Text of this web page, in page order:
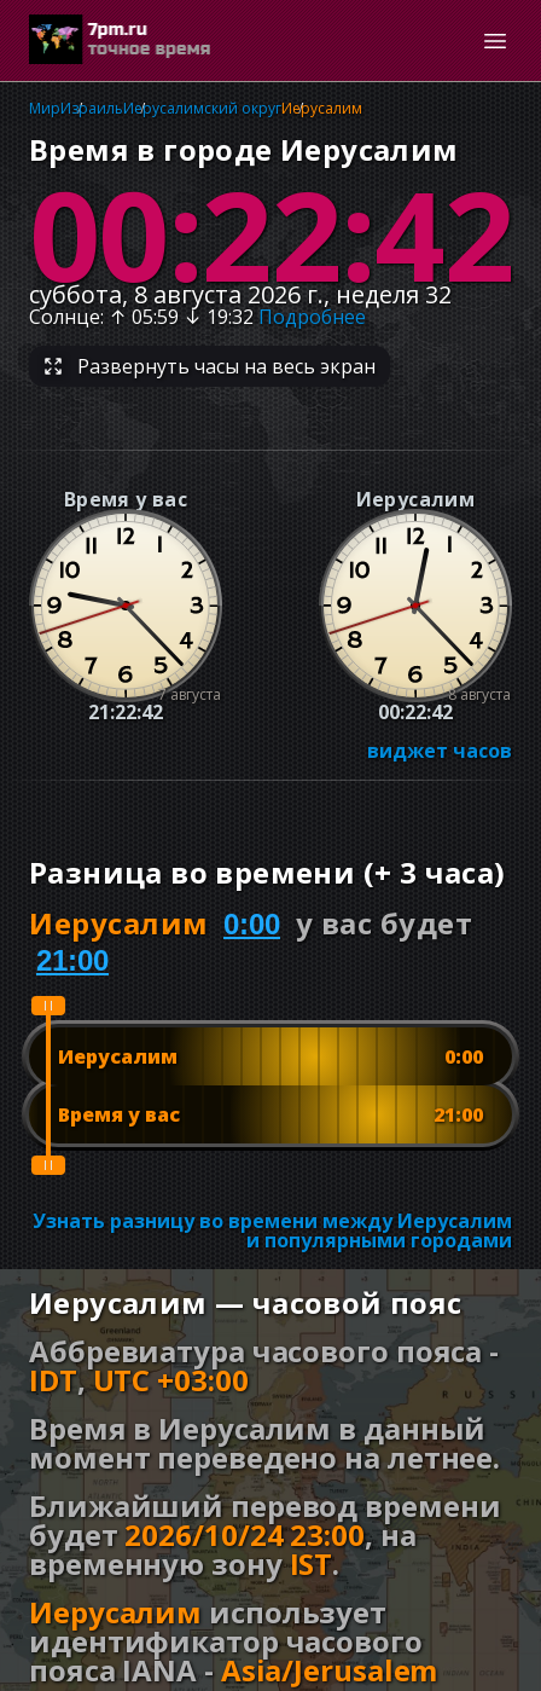
МирИзраильИерусалимский округИерусалим
Время в городе Иерусалим
00:22:43
суббота, 8 августа 2026 г., неделя 32
Солнце: ↑05:59↓ 19:32Подробнее
Развернуть часы на весь экран
Время у вас
21:22:43
7 августа
Иерусалим
00:22:43
8 августа
виджет часов
Разница во времени (+ 3 часа)
Иерусалим 0:00 у вас будет
21:00
Иерусалим 0:00
Время у вас 21:00
Узнать разницу во времени между Иерусалим
и популярными городами
Иерусалим — часовой пояс
Аббревиатура часового пояса -
IDT,UTC +03:00
Время в Иерусалим в данный
момент переведено на летнее.
Ближайший перевод времени
будет2026/10/24 23:00,на
временную зонуIST.
Иерусалим использует
идентификатор часового
пояса IANA - Asia/Jerusalem